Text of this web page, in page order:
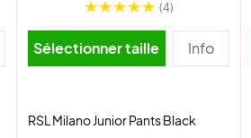
(4)
Sélectionner taille Info
RSL Milano Junior Pants Black